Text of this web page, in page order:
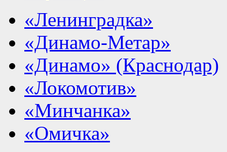
«Ленинградка»
«Динамо-Метар»
«Динамо» (Краснодар)
«Локомотив»
«Минчанка»
«Омичка»